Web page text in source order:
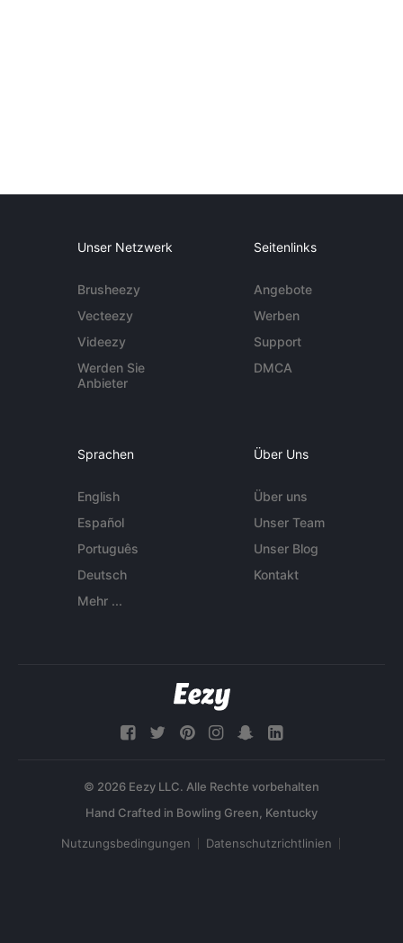
Unser Netzwerk
Brusheezy
Vecteezy
Videezy
Werden Sie
Anbieter
Seitenlinks
Angebote
Werben
Support
DMCA
Sprachen
English
Español
Português
Deutsch
Mehr ...
Über Uns
Über uns
Unser Team
Unser Blog
Kontakt
© 2026 Eezy LLC. Alle Rechte vorbehalten
Nutzungsbedingungen Datenschutzrichtlinien